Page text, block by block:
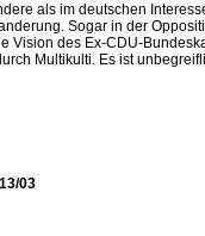
als im deutschen
Sogar in der
Vision des Ex-CDU-
Multikulti. Es ist
03